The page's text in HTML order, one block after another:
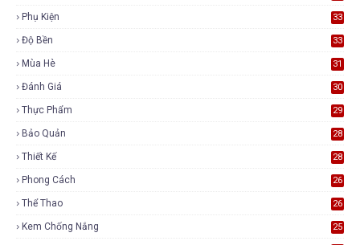
Phụ Kiện 33
Độ Bền 33
Mùa Hè 31
Đánh Giá 30
Thực Phẩm 29
Bảo Quản 28
Thiết Kế 28
Phong Cách 26
Thể Thao 26
Kem Chống Nắng 25